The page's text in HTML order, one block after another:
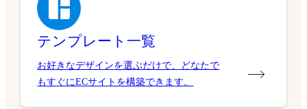
テンプレート一覧
お好きなデザインを選ぶだけで、どなたで
もすぐにECサイトを構築できます。